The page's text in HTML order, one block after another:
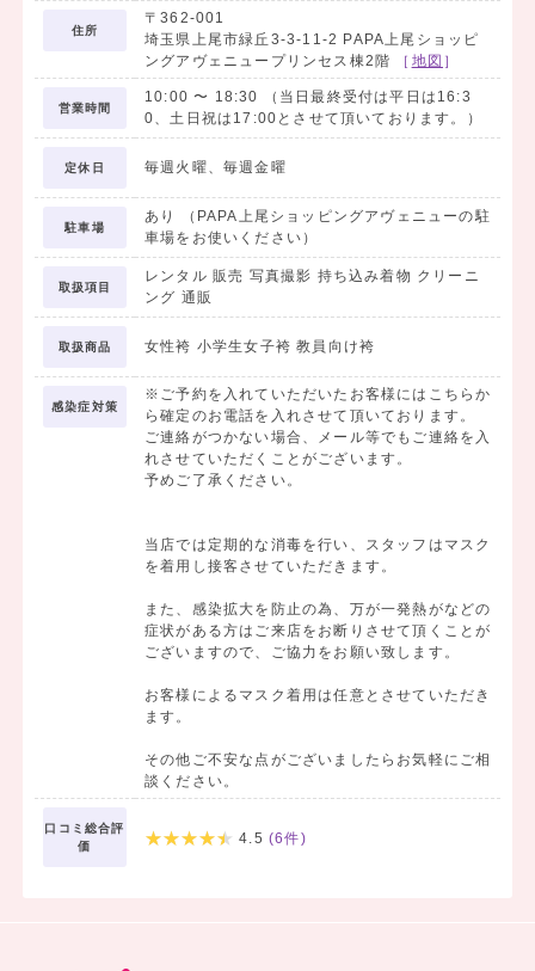
住所
〒362-001
埼玉県上尾市緑丘3-3-11-2 PAPA上尾ショッピ
ングアヴェニュープリンセス棟2階
［ 地図 ］
営業時間
10:00 〜 18:30
（当日最終受付は平日は16:3
0、土日祝は17:00とさせて頂いております。）
定休日 毎週火曜、毎週金曜
駐車場
あり （PAPA上尾ショッピングアヴェニューの駐
車場をお使いください）
取扱項目
レンタル 販売 写真撮影 持ち込み着物 クリーニ
ング 通販
取扱商品 女性袴 小学生女子袴 教員向け袴
感染症対策
※ご予約を入れていただいたお客様にはこちらか
ら確定のお電話を入れさせて頂いております。
ご連絡がつかない場合、メール等でもご連絡を入
れさせていただくことがございます。
予めご了承ください。
当店では定期的な消毒を行い、スタッフはマスク
を着用し接客させていただきます。
また、感染拡大を防止の為、万が一発熱がなどの
症状がある方はご来店をお断りさせて頂くことが
ございますので、ご協力をお願い致します。
お客様によるマスク着用は任意とさせていただき
ます。
その他ご不安な点がございましたらお気軽にご相
談ください。
口コミ総合評
価
4.5 (6件)